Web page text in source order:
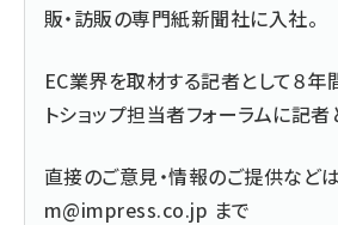
販・訪販の専門紙新聞社に入社。
EC業界を取材する記者として８年
トショップ担当者フォーラムに記者
直接のご意見・情報のご提供など
m@impress.co.jp まで